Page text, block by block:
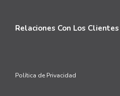
Relaciones Con Los Clientes
Política de Privacidad